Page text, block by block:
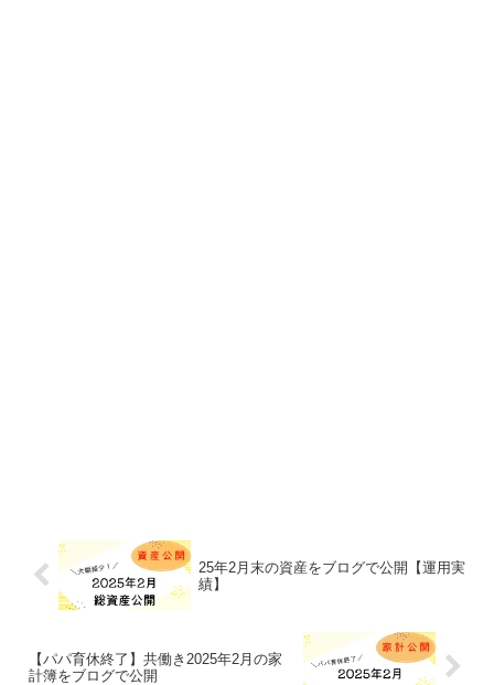
25年2月末の資産をブログで公開【運用実
績】
【パパ育休終了】共働き2025年2月の家
計簿をブログで公開